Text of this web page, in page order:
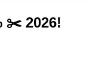
✂️ 2026!